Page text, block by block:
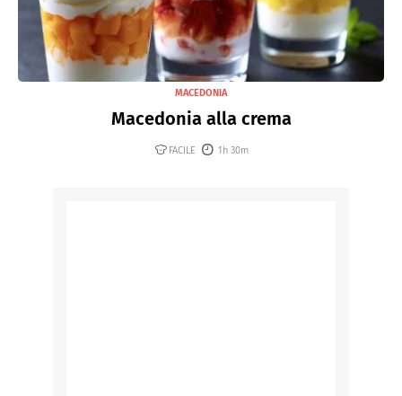
MACEDONIA
Macedonia alla crema
FACILE 1h 30m